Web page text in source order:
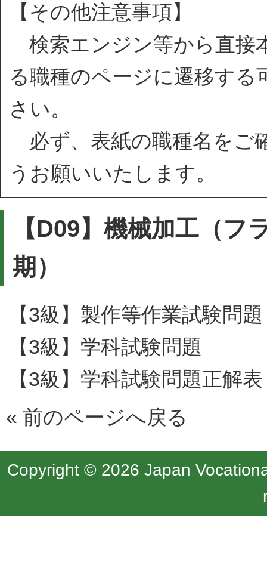
【その他注意事項】
検索エンジン等から直接
る職種のページに遷移す
さい。
必ず、表紙の職種名をご
うお願いいたします。
【D09】機械加工（フ
期）
【3級】製作等作業試験問題
【3級】学科試験問題
【3級】学科試験問題正解表
« 前のページへ戻る
Copyright © 2026 Japan